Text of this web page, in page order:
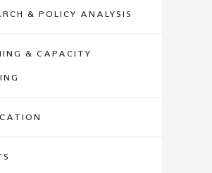
& POLICY ANALYSIS
& CAPACITY